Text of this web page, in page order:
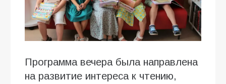
Программа вечера была направлена
на развитие интереса к чтению,